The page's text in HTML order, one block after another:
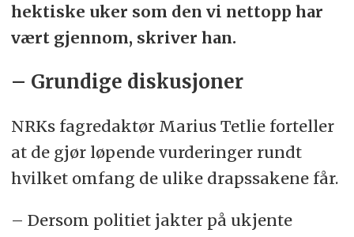
hektiske uker som den vi nettopp har
vært gjennom, skriver han.
– Grundige diskusjoner
NRKs fagredaktør Marius Tetlie forteller
at de gjør løpende vurderinger rundt
hvilket omfang de ulike drapssakene får.
– Dersom politiet jakter på ukjente